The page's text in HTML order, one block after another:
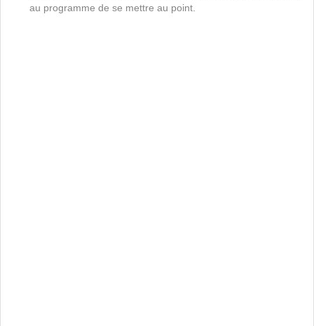
au programme de se mettre au point.